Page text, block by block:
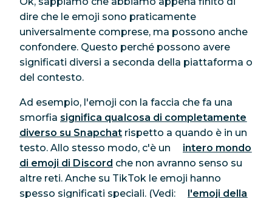
dire che le emoji sono praticamente
universalmente comprese, ma possono anche
confondere. Questo perché possono avere
significati diversi a seconda della piattaforma o
del contesto.
Ad esempio, l'emoji con la faccia che fa una
smorfia significa qualcosa di completamente
diverso su Snapchatrispetto a quando è in un
testo. Allo stesso modo, c'è un
intero mondo
di emoji di Discord che non avranno senso su
altre reti. Anche su TikTok le emoji hanno
spesso significati speciali. (Vedi:
l'emoji della